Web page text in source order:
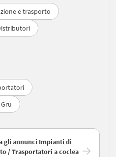
e trasporto
Gru
gli annunci Impianti di
/ Trasportatori a coclea